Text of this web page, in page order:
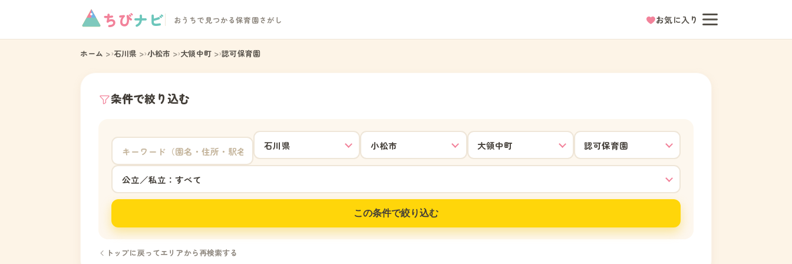
ちびナビ おうちで見つかる保育園さがし お気に入り
ホーム 石川県 小松市 大領中町 認可保育園
条件で絞り込む
この条件で絞り込む
トップに戻ってエリアから再検索する